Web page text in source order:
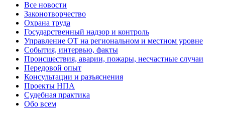
Все новости
Законотворчество
Охрана труда
Государственный надзор и контроль
Управление ОТ на региональном и местном уровне
События, интервью, факты
Происшествия, аварии, пожары, несчастные случаи
Передовой опыт
Консультации и разъяснения
Проекты НПА
Судебная практика
Обо всем